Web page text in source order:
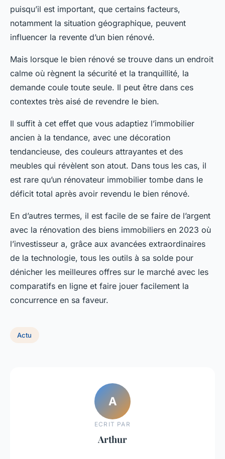
puisqu’il est important, que certains facteurs,
notamment la situation géographique, peuvent
influencer la revente d’un bien rénové.
Mais lorsque le bien rénové se trouve dans un endroit
calme où règnent la sécurité et la tranquillité, la
demande coule toute seule. Il peut être dans ces
contextes très aisé de revendre le bien.
Il suffit à cet effet que vous adaptiez l’immobilier
ancien à la tendance, avec une décoration
tendancieuse, des couleurs attrayantes et des
meubles qui révèlent son atout. Dans tous les cas, il
est rare qu’un rénovateur immobilier tombe dans le
déficit total après avoir revendu le bien rénové.
En d’autres termes, il est facile de se faire de l’argent
avec la rénovation des biens immobiliers en 2023 où
l’investisseur a, grâce aux avancées extraordinaires
de la technologie, tous les outils à sa solde pour
dénicher les meilleures offres sur le marché avec les
comparatifs en ligne et faire jouer facilement la
concurrence en sa faveur.
Actu
A
ECRIT PAR
Arthur